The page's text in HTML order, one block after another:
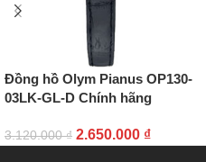
Đồng hồ Olym Pianus OP130-
03LK-GL-D Chính hãng
3.120.000₫ 2.650.000 ₫